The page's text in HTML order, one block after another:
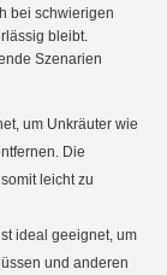
bei schwierigen
bleibt.
Szenarien
um Unkräuter wie
Die
leicht zu
ideal geeignet, um
und anderen